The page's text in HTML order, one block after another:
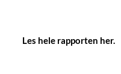
Les hele rapporten her.